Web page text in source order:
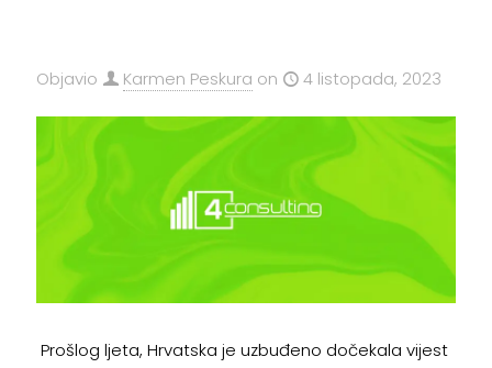
Objavio Karmen Peskura on 4 listopada, 2023
Prošlog ljeta, Hrvatska je uzbuđeno dočekala vijest